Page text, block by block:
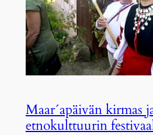
Maar´apäivän kirmas
etnokulttuurin